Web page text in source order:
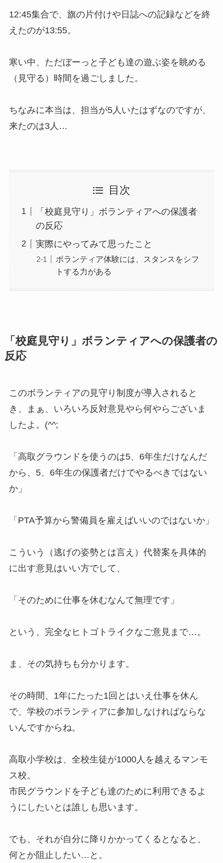
12:45集合で、旗の片付けや日誌への記録などを終
えたのが13:55。
寒い中、ただぼーっと子ども達の遊ぶ姿を眺める
（見守る）時間を過ごしました。
ちなみに本当は、担当が5人いたはずなのですが、
来たのは3人…
目次
「校庭見守り」ボランティアへの保護者
の反応
実際にやってみて思ったこと
ボランティア体験には、スタンスをシフ
トする力がある
「校庭見守り」ボランティアへの保護者の
反応
このボランティアの見守り制度が導入されると
き、まぁ、いろいろ反対意見やら何やらございま
したよ。(^^;
「高取グラウンドを使うのは5、6年生だけなんだ
から、5、6年生の保護者だけでやるべきではない
か」
「PTA予算から警備員を雇えばいいのではないか」
こういう（逃げの姿勢とは言え）代替案を具体的
に出す意見はいい方でして、
「そのために仕事を休むなんて無理です」
という、完全なヒトゴトライクなご意見まで…。
ま、その気持ちも分かります。
その時間、1年にたった1回とはいえ仕事を休ん
で、学校のボランティアに参加しなければならな
いんですからね。
高取小学校は、全校生徒が1000人を越えるマンモ
ス校。
市民グラウンドを子ども達のために利用できるよ
うにしたいとは誰しも思います。
でも、それが自分に降りかかってくるとなると、
何とか阻止したい…と。